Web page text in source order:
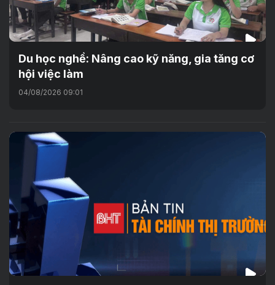
Du học nghề: Nâng cao kỹ năng, gia tăng cơ
hội việc làm
04/08/2026 09:01